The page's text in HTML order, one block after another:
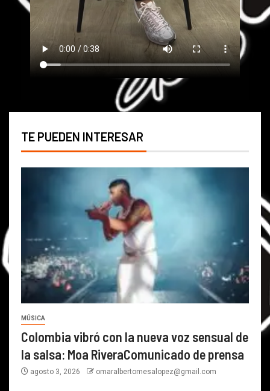
TE PUEDEN INTERESAR
MÚSICA
Colombia vibró con la nueva voz sensual de
la salsa: Moa RiveraComunicado de prensa
agosto 3, 2026 omaralbertomesalopez@gmail.com